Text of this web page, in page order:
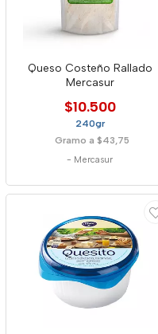
Queso Costeño Rallado
Mercasur
$10.500
240gr
Gramo a $43,75
- Mercasur